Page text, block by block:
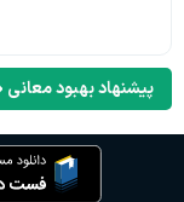
پیشنهاد بهبود معانی